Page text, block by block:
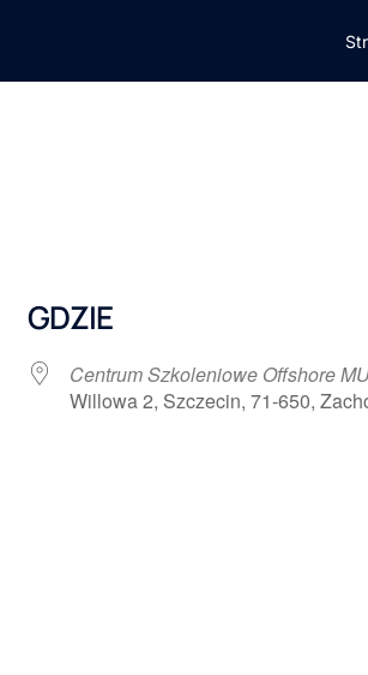
GDZIE
Centrum Szkoleniowe Offshore
Willowa 2, Szczecin, 71-650,